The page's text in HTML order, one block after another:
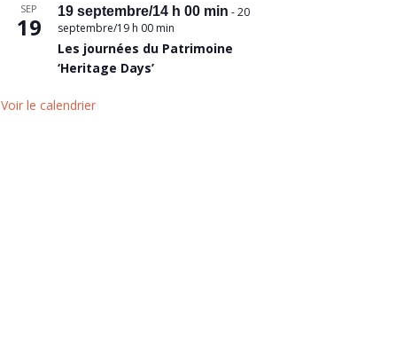
SEP
19
19 septembre/14 h 00 min -20
septembre/19 h 00 min
Les journées du Patrimoine
‘Heritage Days’
Voir le calendrier